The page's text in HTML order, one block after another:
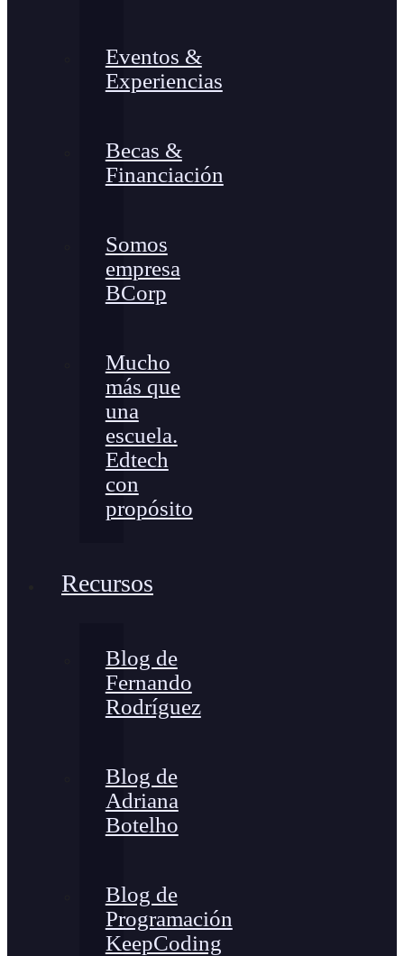
Eventos &
Experiencias
Becas &
Financiación
Somos
empresa
BCorp
Mucho
más que
una
escuela.
Edtech
con
propósito
Recursos
Blog de
Fernando
Rodríguez
Blog de
Adriana
Botelho
Blog de
Programación
KeepCoding